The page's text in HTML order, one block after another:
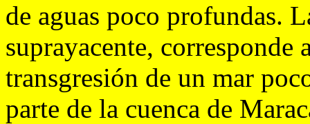
de aguas poco profundas.
suprayacente, corresponde
transgresión de un mar
parte de la cuenca de